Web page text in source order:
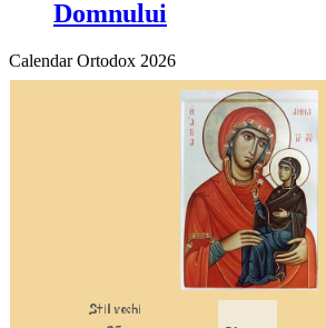
Domnului
Calendar Ortodox 2026